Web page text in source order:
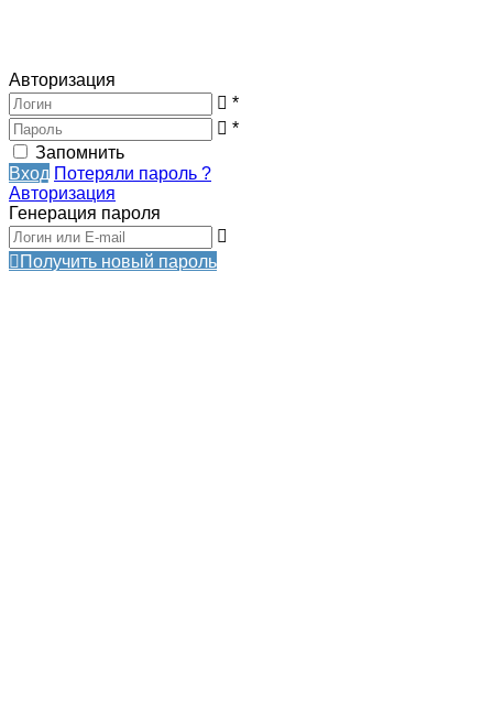
Авторизация
*
*
Запомнить
Вход Потеряли пароль ?
Авторизация
Генерация пароля
Получить новый пароль